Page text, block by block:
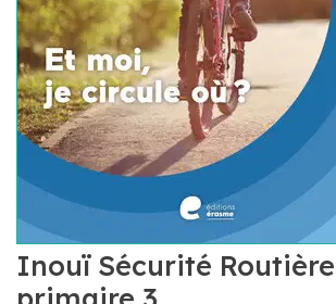
Inouï Sécurité